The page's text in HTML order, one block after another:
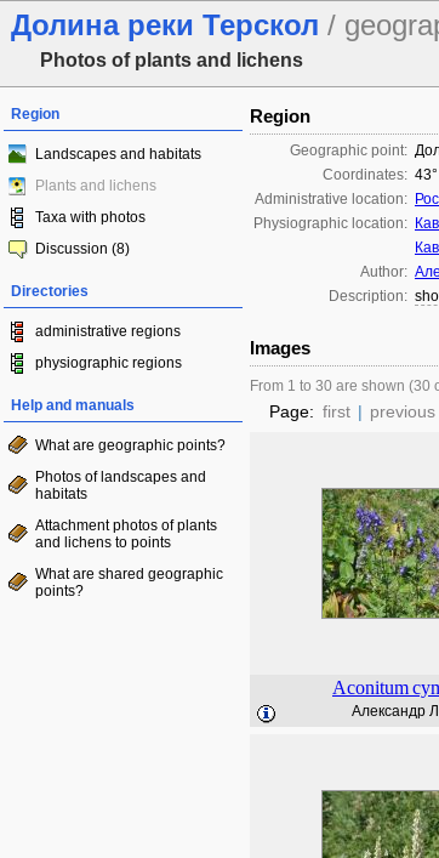
Долина реки Терскол /
Photos of plants and lichens
Region
Landscapes and habitats
Plants and lichens
Taxa with photos
Discussion (8)
Directories
administrative regions
physiographic regions
Help and manuals
What are geographic points?
Photos of landscapes and
habitats
Attachment photos of plants
and lichens to points
What are shared geographic
points?
Region
Geographic point:
Coordinates:
Administrative location:
Physiographic location:
Author:
Description:
Images
From 1 to 30 are shown (30
Page: first | previous
Aconitum
Александр